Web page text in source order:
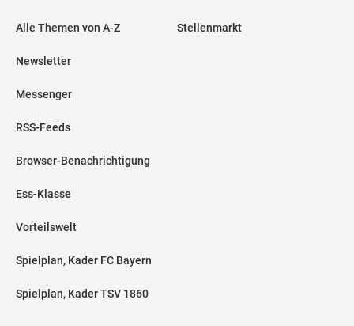
Alle Themen von A-Z
Newsletter
Messenger
RSS-Feeds
Browser-Benachrichtigung
Ess-Klasse
Vorteilswelt
Spielplan, Kader FC Bayern
Spielplan, Kader TSV 1860
Stellenmarkt